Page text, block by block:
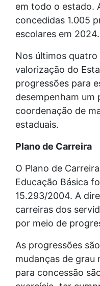
em todo o estado.
concedidas 1.005
escolares em 2024.
Nos últimos
valorização do
progressões para
desempenham um
coordenação de
estaduais.
Plano de Carreira
O Plano de
Educação Básica
15.293/2004. A
carreiras dos
por meio de
As progressões
mudanças de grau
para concessão